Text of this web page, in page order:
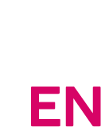
Droit du travail